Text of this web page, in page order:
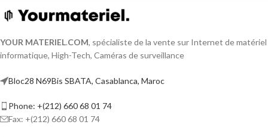
YOUR MATERIEL.COM, spécialiste de la vente sur Internet de matériel
informatique, High-Tech, Caméras de surveillance
Bloc28 N69Bis SBATA, Casablanca, Maroc
Phone: +(212) 660 68 01 74
Fax: +(212) 660 68 01 74